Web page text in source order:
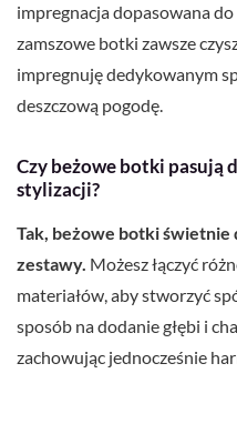
impregnacja dopasowana
zamszowe botki zawsze
impregnuję dedykowanym
deszczową pogodę.
Czy beżowe botki pasują
stylizacji?
Tak, beżowe botki świetnie
zestawy. Możesz łączyć
materiałów, aby stworzyć
sposób na dodanie głębi i
zachowując jednocześnie